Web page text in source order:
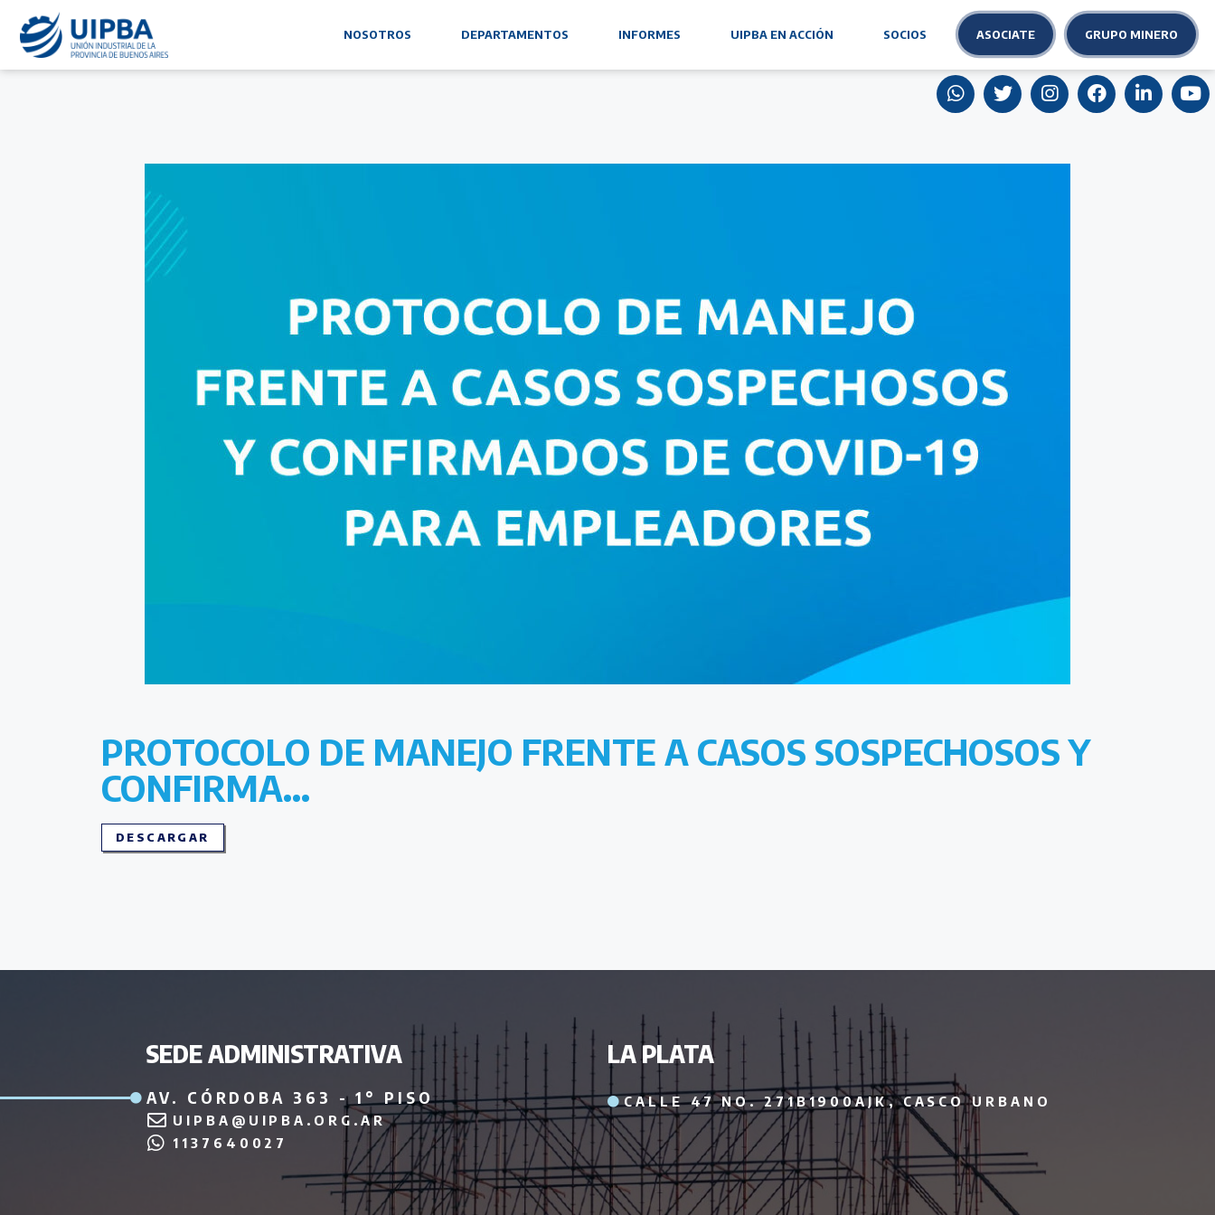
NOSOTROS DEPARTAMENTOS INFORMES UIPBA EN ACCIÓN SOCIOS ASOCIATE GRUPO MINERO
PROTOCOLO DE MANEJO FRENTE A CASOS SOSPECHOSOS Y
CONFIRMA…
DESCARGAR
SEDE ADMINISTRATIVA
AV. CÓRDOBA 363 - 1° PISO
UIPBA@UIPBA.ORG.AR
1137640027
LA PLATA
CALLE 47 NO. 271B1900AJK, CASCO URBANO